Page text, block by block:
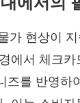
가 현상이
에서 체크카
즈를 반영하